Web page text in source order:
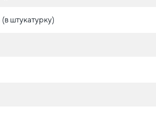
штукатурку)